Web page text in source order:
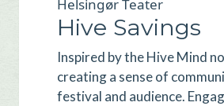
Helsingør Teater
Hive Savings
Inspired by the Hive Mind
creating a sense of
festival and audience.